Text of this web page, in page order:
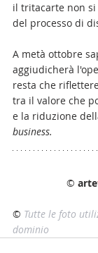
il tritacarte non si
del processo di
A metà ottobre
aggiudicherà
resta che
tra il valore che
e la riduzione
business.
© arte
© Tutte le foto
dominio